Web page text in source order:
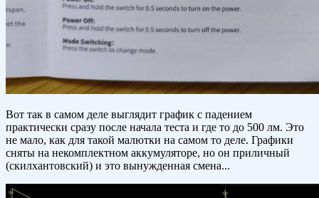
Вот так в самом деле выглядит график с падением
практически сразу после начала теста и где то до 500 лм. Это
не мало, как для такой малютки на самом то деле. Графики
сняты на некомплектном аккумуляторе, но он приличный
(скилхантовский) и это вынужденная смена...